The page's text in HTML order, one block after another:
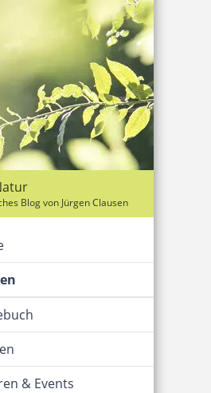
Blog von Jürgen Clausen
& Events